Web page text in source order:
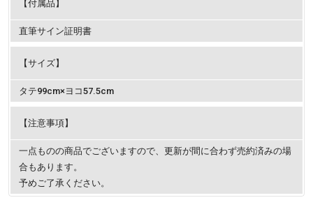
【付属品】
直筆サイン証明書
【サイズ】
タテ99cm×ヨコ57.5cm
【注意事項】
一点ものの商品でございますので、更新が間に合わず売約済みの場
合もあります。
予めご了承ください。